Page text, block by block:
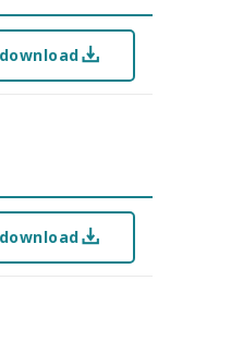
download
download